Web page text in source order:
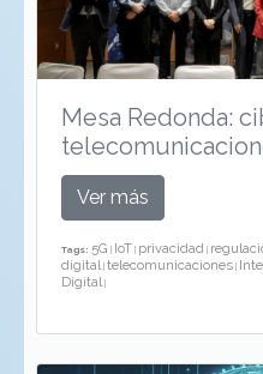
Mesa Redonda:
Ver más
Tags: 5G | IoT | privacidad |
digital | telecomunicaciones |
Digital |